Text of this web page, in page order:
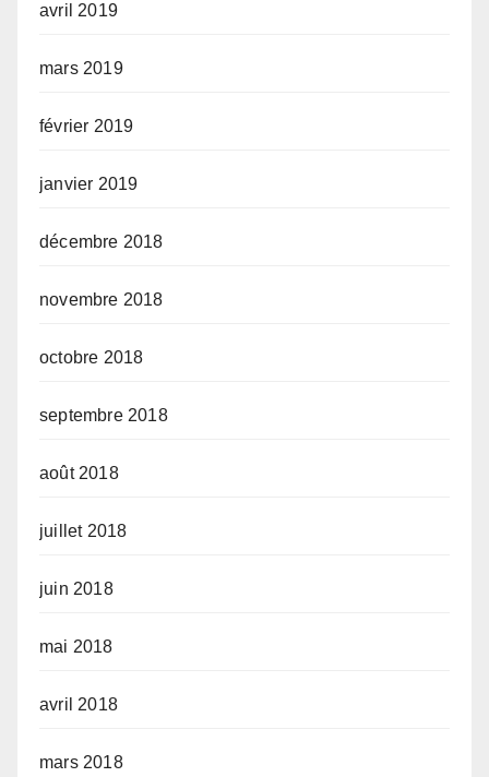
avril 2019
mars 2019
février 2019
janvier 2019
décembre 2018
novembre 2018
octobre 2018
septembre 2018
août 2018
juillet 2018
juin 2018
mai 2018
avril 2018
mars 2018